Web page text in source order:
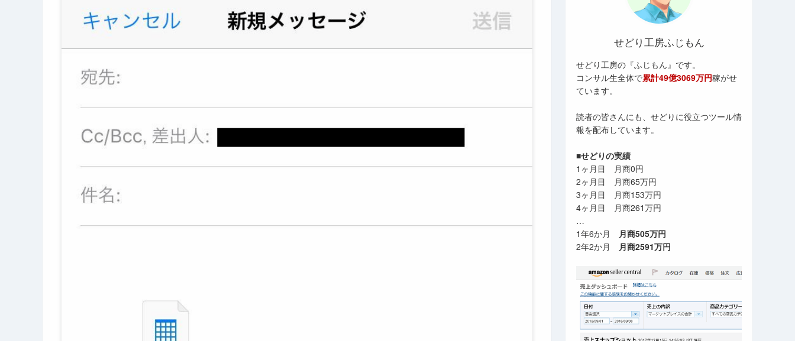
せどり工房ふじもん
せどり工房の『ふじもん』です。
コンサル生全体で累計49億3069万円稼がせ
ています。
読者の皆さんにも、せどりに役立つツール情
報を配布しています。
■せどりの実績
1ヶ月目 月商0円
2ヶ月目 月商65万円
3ヶ月目 月商153万円
4ヶ月目 月商261万円
…
1年6か月 月商505万円
2年2か月 月商2591万円